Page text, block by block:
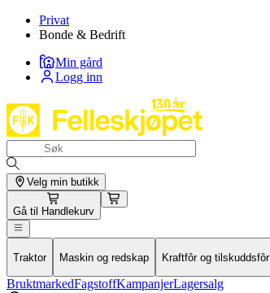
Privat
Bonde & Bedrift
Min gård
Logg inn
Velg min butikk
Gå til Handlekurv
Traktor Maskin og redskap Kraftfôr og tilskuddsfôr
BruktmarkedFagstoffKampanjerLagersalg